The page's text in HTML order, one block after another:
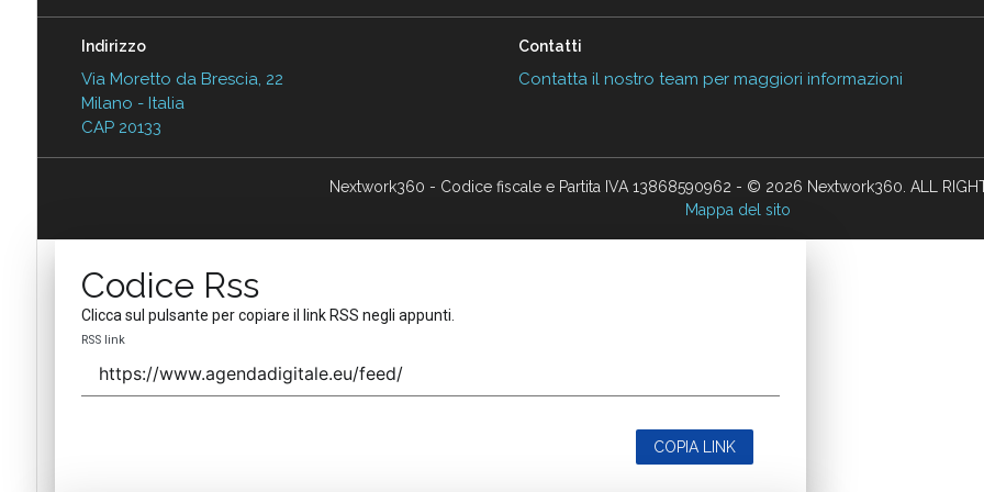
Indirizzo
Via Moretto da Brescia, 22
Milano - Italia
CAP 20133
Contatti
Contatta il nostro team per maggiori informazioni
Nextwork360 - Codice fiscale e Partita IVA 13868590962 - © 2026 Nextwork360. ALL
Mappa del sito
Codice Rss
Clicca sul pulsante per copiare il link RSS negli appunti.
RSS link
COPIA LINK